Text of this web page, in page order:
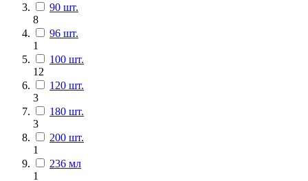
90 шт.
8
96 шт.
1
100 шт.
12
120 шт.
3
180 шт.
3
200 шт.
1
236 мл
1